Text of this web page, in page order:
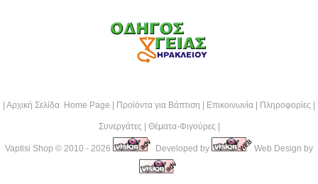
Αρχική Σελίδα Home Page Προϊόντα για Βάπτιση Επικοινωνία Πληροφορίες
Συνεργάτες Θέματα-Φιγούρες
Vaptisi Shop © 2010 - 2026 Developed by Web Design by